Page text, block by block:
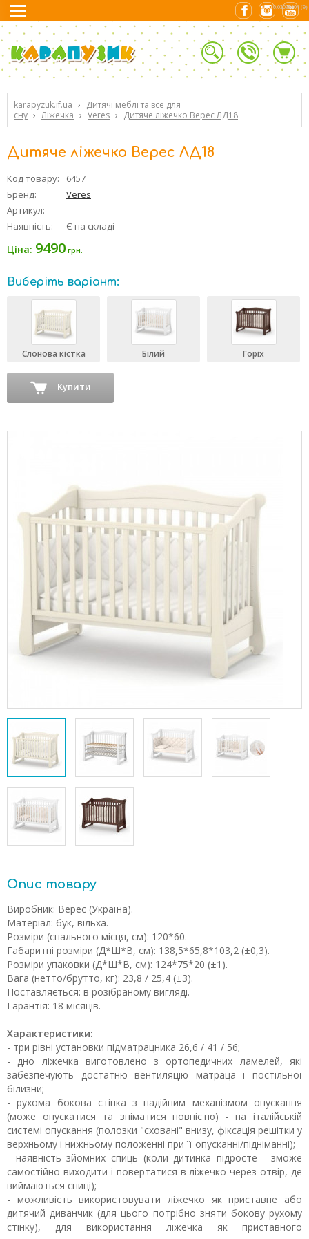
karapyzuk.if.ua › Дитячі меблі та все для
сну › Ліжечка › Veres › Дитяче ліжечко Верес ЛД18
Дитяче ліжечко Верес ЛД18
Код товару:
6457
Бренд:
Veres
Артикул:
Наявність:
Є на складі
Ціна: 9490 грн.
Виберіть варіант:
Слонова кістка Білий Горіх
Купити
Опис товару
Виробник: Верес (Україна).
Матеріал: бук, вільха.
Розміри (спального місця, см): 120*60.
Габаритні розміри (Д*Ш*В, см): 138,5*65,8*103,2 (±0,3).
Розміри упаковки (Д*Ш*В, см): 124*75*20 (±1).
Вага (нетто/брутто, кг): 23,8 / 25,4 (±3).
Поставляється: в розібраному вигляді.
Гарантія: 18 місяців.
Характеристики:
- три рівні установки підматрацника 26,6 / 41 / 56;
- дно ліжечка виготовлено з ортопедичних ламелей, які
забезпечують достатню вентиляцію матраца і постільної
білизни;
- рухома бокова стінка з надійним механізмом опускання
(може опускатися та зніматися повністю) - на італійській
системі опускання (полозки "сховані" внизу, фіксація решітки у
верхньому і нижньому положенні при її опусканні/підніманні);
- наявність зйомних спиць (коли дитинка підросте - зможе
самостійно виходити і повертатися в ліжечко через отвір, де
виймаються спиці);
- можливість використовувати ліжечко як приставне або
дитячий диванчик (для цього потрібно зняти бокову рухому
стінку), для використання ліжечка як приставного
0.03036404 (9)